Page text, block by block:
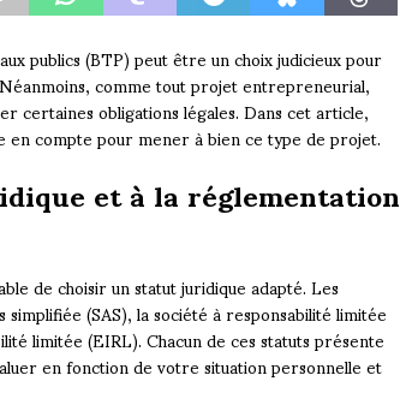
publics (BTP) peut être un choix judicieux pour
comme tout projet entrepreneurial,
certaines obligations légales. Dans cet article,
compte pour mener à bien ce type de projet.
et à la réglementation
de choisir un statut juridique adapté. Les
(SAS), la société à responsabilité limitée
limitée (EIRL). Chacun de ces statuts présente
en fonction de votre situation personnelle et